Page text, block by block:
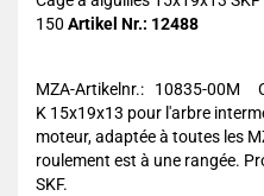
150 Artikel Nr.: 12488
MZA-Artikelnr.: 10835-00M
K 15x19x13 pour l'arbre
moteur, adaptée à toutes les
roulement est à une rangée.
SKF.